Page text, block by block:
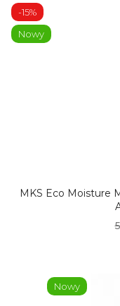
MKS Eco Moisture
-15%
Nowy
Nowy